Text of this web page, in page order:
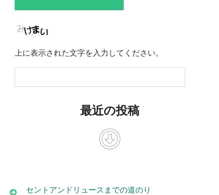
上に表示された文字を入力してください。
最近の投稿
セントアンドリュースまでの道のり